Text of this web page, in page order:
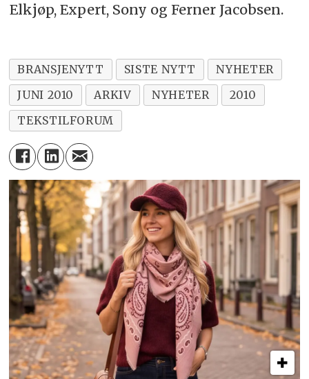
Elkjøp, Expert, Sony og Ferner Jacobsen.
BRANSJENYTT SISTE NYTT
NYHETER
JUNI 2010
ARKIV NYHETER
2010
TEKSTILFORUM